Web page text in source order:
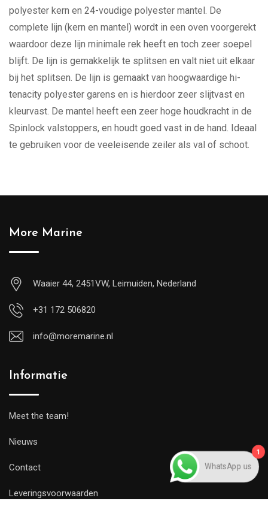
polyester kern en 24-voudige polyester mantel. De
complete lijn (kern en mantel) wordt in een oven voorgerekt
waardoor deze lijn minimale rek heeft en toch zeer soepel
blijft. De lijn is gemakkelijk te splitsen en valt niet uit elkaar
bij het splitsen. De lijn is gemaakt van hoogwaardige hi-
tenacity polyester garens en is hierdoor zeer slijtvast en
kleurvast. De mantel heeft een zeer hoge houdkracht in de
Spinlock valstoppers, en houdt goed vast in de hand. Ideaal
te gebruiken voor de veeleisende zeiler als val of schoot.
More Marine
Waaier 44, 2451VW, Leimuiden, Nederland
+31 172 506820
info@moremarine.nl
Informatie
Meet the team!
Nieuws
Contact
Leveringsvoorwaarden
WhatsApp us